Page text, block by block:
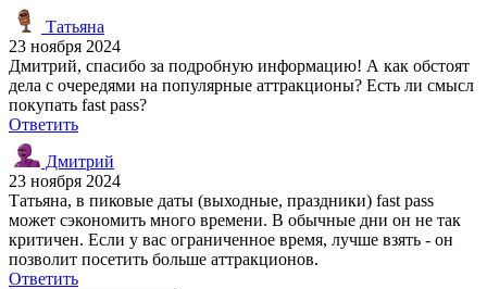
Татьяна
23 ноября 2024
Дмитрий, спасибо за подробную информацию! А как обстоят
дела с очередями на популярные аттракционы? Есть ли смысл
покупать fast pass?
Ответить
Дмитрий
23 ноября 2024
Татьяна, в пиковые даты (выходные, праздники) fast pass
может сэкономить много времени. В обычные дни он не так
критичен. Если у вас ограниченное время, лучше взять - он
позволит посетить больше аттракционов.
Ответить